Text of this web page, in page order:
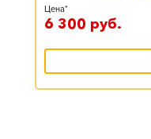
Цена*
6 300 руб.